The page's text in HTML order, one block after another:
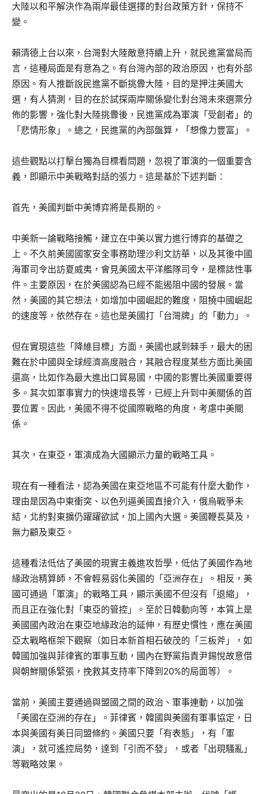
大陸以和平解決作為兩岸最佳選擇的對台政策方針，保持不
變。
賴清德上台以來，台灣對大陸敵意持續上升，就民進黨當局而
言，這種局面是有意為之。有台灣內部的政治原因，也有外部
原因。有人推斷說民進黨不斷挑釁大陸，目的是押注美國大
選，有人猜測，目的在於試探兩岸關係變化對台灣未來選票分
佈的影響，強化對大陸挑釁後，民進黨成為軍演「受創者」的
「悲情形象」。總之，民進黨的內部盤算，「想像力豐富」。
這些觀點以打擊台獨為目標看問題，忽視了軍演的一個重要含
義，即顯示中美戰略對話的張力。這是基於下述判斷：
首先，美國判斷中美博弈將是長期的。
中美新一論戰略接觸，建立在中美以實力進行博弈的基礎之
上。不久前美國國家安全事務助理沙利文訪華，以及其後中國
海軍司令出訪夏威夷，會見美國太平洋艦隊司令，是標誌性事
件。主要原因，在於美國認為已經不能遏阻中國的發展。當
然，美國的其它想法，如增加中國崛起的難度，阻撓中國崛起
的速度等，依然存在。這也是美國打「台灣牌」的「動力」。
但在實現這些「降維目標」方面，美國也感到棘手，最大的困
難在於中國與全球經濟高度融合，其融合程度某些方面比美國
還高，比如作為最大進出口貿易國，中國的影響比美國重要得
多。其次如軍事實力的快速增長等，已經上升到中美關係的首
要位置。因此，美國不得不從國際戰略的角度，考慮中美關
係。
其次，在東亞，軍演成為大國顯示力量的戰略工具。
現在有一種看法，認為美國在東亞地區不可能有什麼大動作，
理由是因為中東衝突、以色列逼美國直接介入，俄烏戰爭未
結，北約對東擴仍躍躍欲試，加上國內大選。美國鞭長莫及，
無力顧及東亞。
這種看法低估了美國的現實主義進攻哲學，低估了美國作為地
緣政治精算師，不會輕易弱化美國的「亞洲存在」。相反，美
國可通過「軍演」的戰略工具，顯示美國不但沒有「退縮」，
而且正在強化對「東亞的管控」。至於日韓動向等，本質上是
美國國內政治在東亞地緣政治的延伸，有歷史慣性，應在美國
亞太戰略框架下觀察（如日本新首相石破茂的「三板斧」，如
韓國加強與菲律賓的軍事互動，國內在野黨指責尹錫悅故意借
與朝鮮關係緊張，挽救其支持率下降到20%的局面等）。
當前，美國主要通過與盟國之間的政治、軍事連動，以加強
「美國在亞洲的存在」。菲律賓，韓國與美國有軍事協定，日
本與美國有美日同盟條約。美國只要「有表態」，有「軍
演」，就可遙控局勢，達到「引而不發」，或者「出現騷亂」
等戰略效果。